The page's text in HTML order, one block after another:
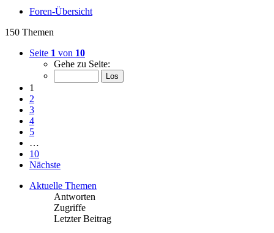
Foren-Übersicht
150 Themen
Seite 1 von 10
Gehe zu Seite:
1
2
3
4
5
…
10
Nächste
Aktuelle Themen
Antworten
Zugriffe
Letzter Beitrag